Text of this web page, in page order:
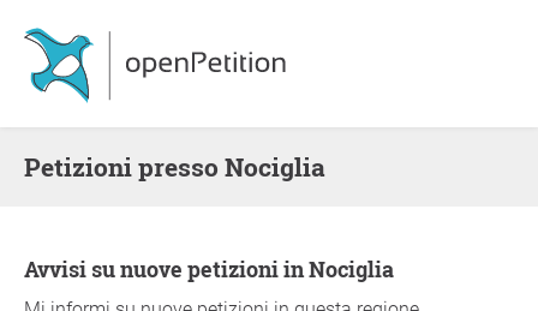
Petizioni presso Nociglia
Avvisi su nuove petizioni in Nociglia